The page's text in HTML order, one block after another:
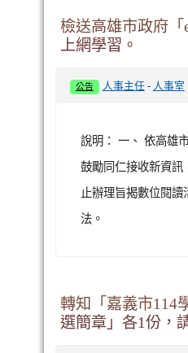
檢送高雄市政府
上網學習。
公告 人事主任- 人事室
說明： 一、 依高雄
鼓勵同仁接收新資訊
止辦理旨揭數位閱
法。
轉知「嘉義市114
選簡章」各1份，